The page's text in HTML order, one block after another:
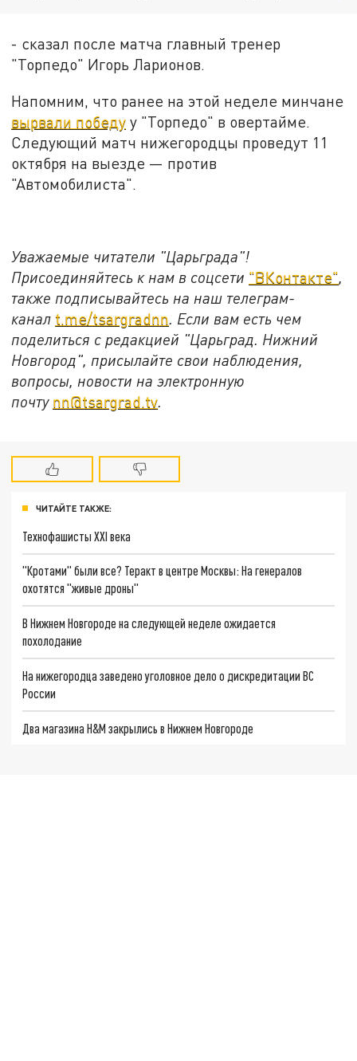
- сказал после матча главный тренер
"Торпедо" Игорь Ларионов.
Напомним, что ранее на этой неделе минчане
вырвали победу у "Торпедо" в овертайме.
Следующий матч нижегородцы проведут 11
октября на выезде — против
"Автомобилиста".
Уважаемые читатели "Царьграда"!
Присоединяйтесь к нам в соцсети "ВКонтакте",
также подписывайтесь на наш телеграм-
канал t.me/tsargradnn. Если вам есть чем
поделиться с редакцией "Царьград. Нижний
Новгород", присылайте свои наблюдения,
вопросы, новости на электронную
почту nn@tsargrad.tv.
ЧИТАЙТЕ ТАКЖЕ:
Технофашисты XXI века
"Кротами" были все? Теракт в центре Москвы: На генералов
охотятся "живые дроны"
В Нижнем Новгороде на следующей неделе ожидается
похолодание
На нижегородца заведено уголовное дело о дискредитации ВС
России
Два магазина H&M закрылись в Нижнем Новгороде